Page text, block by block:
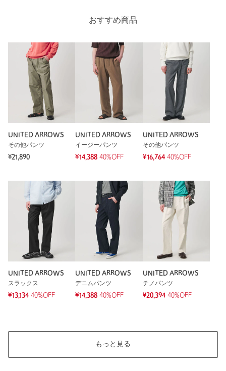
色々なトップスに合う1着です。
年代：60代～
身長：173cm
普段の着用サイズ：
1人が参考になったと回答
参考になった
もっと見る
おすすめ商品
UNITED ARROWS
その他パンツ
¥21,890
UNITED ARROWS
イージーパンツ
¥14,388 40%OFF
UNITED ARROWS
その他パンツ
¥16,764 40%OFF
UNITED ARROWS
スラックス
¥13,134 40%OFF
UNITED ARROWS
デニムパンツ
¥14,388 40%OFF
UNITED ARROWS
チノパンツ
¥20,394 40%OFF
もっと見る